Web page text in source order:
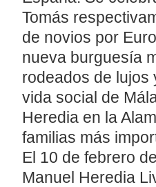
Tomás
de novios por
nueva burguesía
rodeados de lujos
vida social de
Heredia en la
familias más
El 10 de febrero
Manuel Heredia